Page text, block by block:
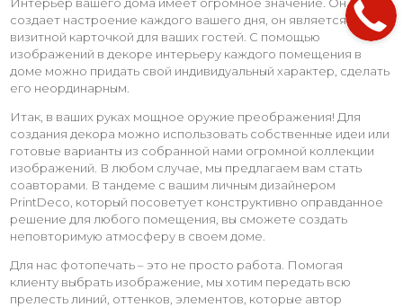
создает настроение каждого вашего дня, он является
визитной карточкой для ваших гостей. С помощью
изображений в декоре интерьеру каждого помещения в
доме можно придать свой индивидуальный характер, сделать
его неординарным.
Итак, в ваших руках мощное оружие преображения! Для
создания декора можно использовать собственные идеи или
готовые варианты из собранной нами огромной коллекции
изображений. В любом случае, мы предлагаем вам стать
соавторами. В тандеме с вашим личным дизайнером
PrintDeco, который посоветует конструктивно оправданное
решение для любого помещения, вы сможете создать
неповторимую атмосферу в своем доме.
Для нас фотопечать – это не просто работа. Помогая
клиенту выбрать изображение, мы хотим передать всю
прелесть линий, оттенков, элементов, которые автор